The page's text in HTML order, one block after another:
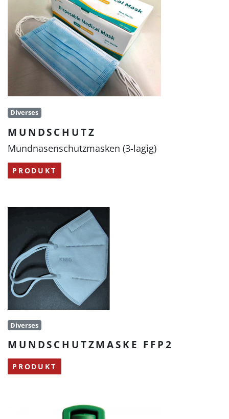
Diverses
MUNDSCHUTZ
Mundnasenschutzmasken (3-lagig)
PRODUKT
Diverses
MUNDSCHUTZMASKE FFP2
PRODUKT